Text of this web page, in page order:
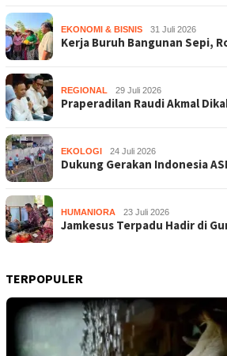
EKONOMI & BISNIS 31 Juli 2026
Kerja Buruh Bangunan Sepi,
REGIONAL 29 Juli 2026
Praperadilan Raudi Akmal
EKOLOGI 24 Juli 2026
Dukung Gerakan Indonesia
HUMANIORA 23 Juli 2026
Jamkesus Terpadu Hadir di
TERPOPULER